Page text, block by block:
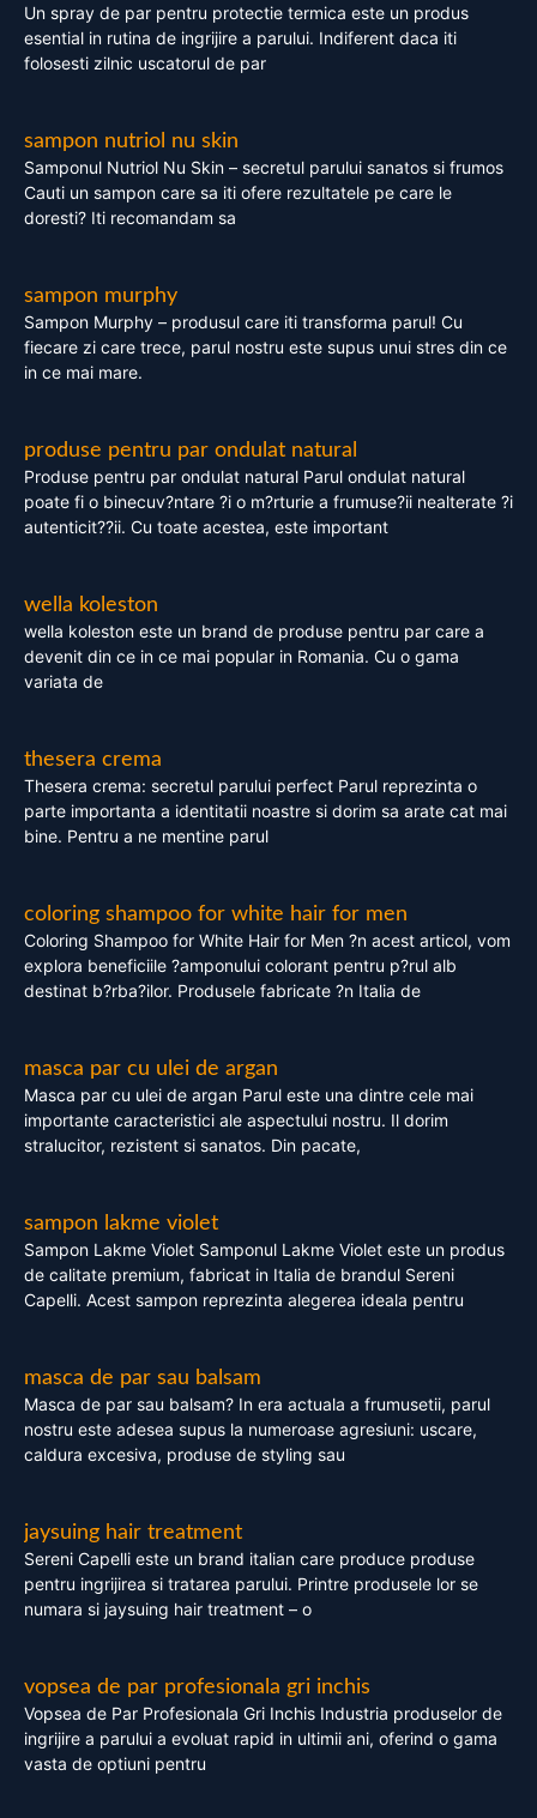
Un spray de par pentru protectie termica este un produs
esential in rutina de ingrijire a parului. Indiferent daca iti
folosesti zilnic uscatorul de par
sampon nutriol nu skin
Samponul Nutriol Nu Skin – secretul parului sanatos si frumos
Cauti un sampon care sa iti ofere rezultatele pe care le
doresti? Iti recomandam sa
sampon murphy
Sampon Murphy – produsul care iti transforma parul! Cu
fiecare zi care trece, parul nostru este supus unui stres din ce
in ce mai mare.
produse pentru par ondulat natural
Produse pentru par ondulat natural Parul ondulat natural
poate fi o binecuv?ntare ?i o m?rturie a frumuse?ii nealterate ?i
autenticit??ii. Cu toate acestea, este important
wella koleston
wella koleston este un brand de produse pentru par care a
devenit din ce in ce mai popular in Romania. Cu o gama
variata de
thesera crema
Thesera crema: secretul parului perfect Parul reprezinta o
parte importanta a identitatii noastre si dorim sa arate cat mai
bine. Pentru a ne mentine parul
coloring shampoo for white hair for men
Coloring Shampoo for White Hair for Men ?n acest articol, vom
explora beneficiile ?amponului colorant pentru p?rul alb
destinat b?rba?ilor. Produsele fabricate ?n Italia de
masca par cu ulei de argan
Masca par cu ulei de argan Parul este una dintre cele mai
importante caracteristici ale aspectului nostru. Il dorim
stralucitor, rezistent si sanatos. Din pacate,
sampon lakme violet
Sampon Lakme Violet Samponul Lakme Violet este un produs
de calitate premium, fabricat in Italia de brandul Sereni
Capelli. Acest sampon reprezinta alegerea ideala pentru
masca de par sau balsam
Masca de par sau balsam? In era actuala a frumusetii, parul
nostru este adesea supus la numeroase agresiuni: uscare,
caldura excesiva, produse de styling sau
jaysuing hair treatment
Sereni Capelli este un brand italian care produce produse
pentru ingrijirea si tratarea parului. Printre produsele lor se
numara si jaysuing hair treatment – o
vopsea de par profesionala gri inchis
Vopsea de Par Profesionala Gri Inchis Industria produselor de
ingrijire a parului a evoluat rapid in ultimii ani, oferind o gama
vasta de optiuni pentru